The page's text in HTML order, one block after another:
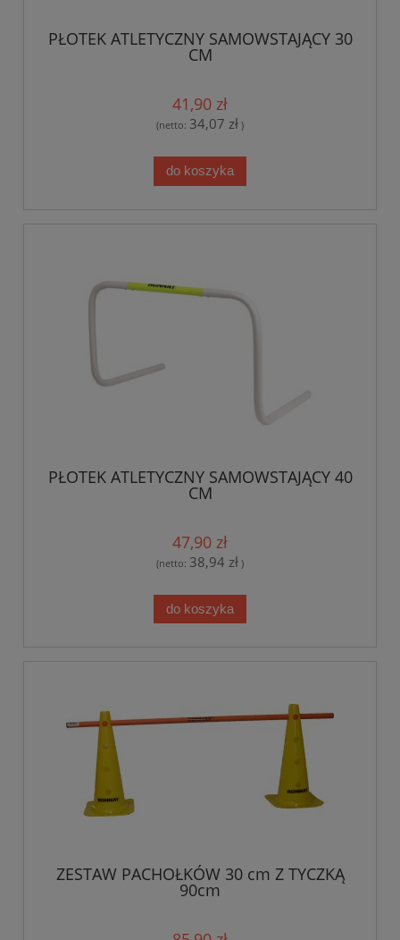
PŁOTEK ATLETYCZNY SAMOWSTAJĄCY 30
CM
41,90 zł
(netto: 34,07 zł )
do koszyka
PŁOTEK ATLETYCZNY SAMOWSTAJĄCY 40
CM
47,90 zł
(netto: 38,94 zł )
do koszyka
ZESTAW PACHOŁKÓW 30 cm Z TYCZKĄ
90cm